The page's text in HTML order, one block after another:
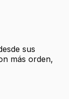
sus
más orden,